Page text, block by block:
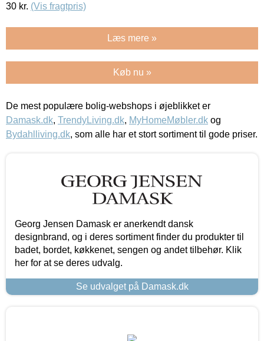
30 kr. (Vis fragtpris)
Læs mere »
Køb nu »
De mest populære bolig-webshops i øjeblikket er
Damask.dk, TrendyLiving.dk, MyHomeMøbler.dk og
Bydahlliving.dk, som alle har et stort sortiment til gode priser.
Georg Jensen Damask er anerkendt dansk
designbrand, og i deres sortiment finder du produkter til
badet, bordet, køkkenet, sengen og andet tilbehør. Klik
her for at se deres udvalg.
Se udvalget på Damask.dk